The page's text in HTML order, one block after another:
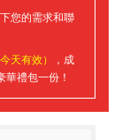
您的需求和聯
天有效）
，成
禮包一份！